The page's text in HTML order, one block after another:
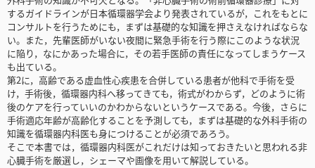
するガイドラインが日本循環器学会より発表されているが，これをもとに
コンサルトを行うためにも，まずは基礎的な知識を押さえなければならな
い。また，先輩医師がいない夜間に緊急手術を行う際にこのような状況
に陥り，なにかあった場合に，その若手医師の責任になってしまうケース
も出ている。
第2に，高齢である虚血性心疾患を合併している患者が他科で手術を受
け，手術後，循環器内科へ移ってきても，術式がわからず，どのように術
後のケアを行っていいのかわからないというケースである。今後，さらに
手術適応年齢が高齢化することを予測しても，まずは基礎的な外科手術の
知識を循環器内科医も身につけることが必須であろう。
そこで本書では，循環器内科医がこれだけは知っておきたいと思われる非
心臓手術を厳選し，シェーマや画像を用いて解説している。